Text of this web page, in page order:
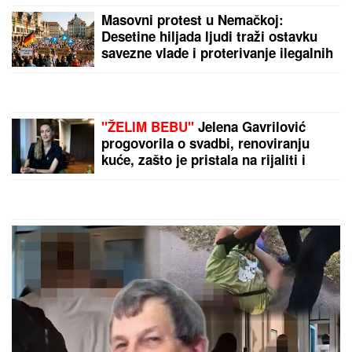
MLADIĆ (21) POSLE TUČE NOŽEM
KRVAVA ČITULJA POKRENULA
počela ubistvom na sastanku zbog
duga Zviceru, onda je usledio HAOS
(FOTO)